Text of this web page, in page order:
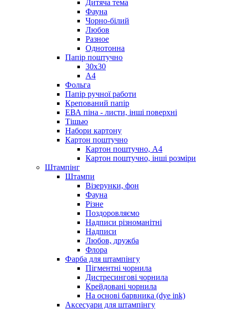
Дитяча тема
Фауна
Чорно-білий
Любов
Разное
Однотонна
Папір поштучно
30х30
А4
Фольга
Папір ручної работи
Крепований папір
ЕВА піна - листи, інші поверхні
Тішью
Набори картону
Картон поштучно
Картон поштучно, А4
Картон поштучно, інші розміри
Штампінг
Штампи
Візерунки, фон
Фауна
Різне
Поздоровляємо
Надписи різноманітні
Надписи
Любов, дружба
Флора
Фарба для штампінгу
Пігментні чорнила
Дистресингові чорнила
Крейдовані чорнила
На основі барвника (dye ink)
Аксесуари для штампінгу